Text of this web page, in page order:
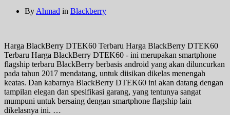
By Ahmad in Blackberry
Harga BlackBerry DTEK60 Terbaru Harga BlackBerry DTEK60
Terbaru Harga BlackBerry DTEK60 - ini merupakan smartphone
flagship terbaru BlackBerry berbasis android yang akan diluncurkan
pada tahun 2017 mendatang, untuk diisikan dikelas menengah
keatas. Dan kabarnya BlackBerry DTEK60 ini akan datang dengan
tampilan elegan dan spesifikasi garang, yang tentunya sangat
mumpuni untuk bersaing dengan smartphone flagship lain
dikelasnya ini. …